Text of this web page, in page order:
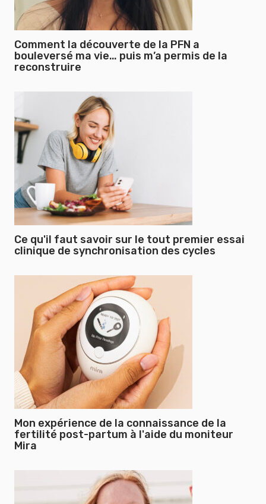
Comment la découverte de la PFN a
bouleversé ma vie… puis m’a permis de la
reconstruire
Ce qu'il faut savoir sur le tout premier essai
clinique de synchronisation des cycles
Mon expérience de la connaissance de la
fertilité post-partum à l'aide du moniteur
Mira